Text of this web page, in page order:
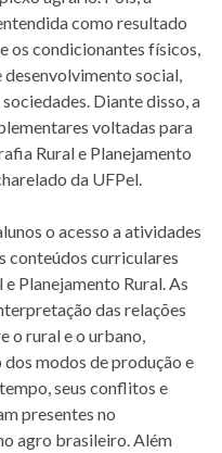
como resultado
os condicionantes físicos,
social,
Diante disso, a
voltadas para
Rural e Planejamento
da UFPel.
o acesso a atividades
conteúdos curriculares
Planejamento Rural. As
das relações
o rural e o urbano,
modos de produção e
seus conflitos e
presentes no
agro brasileiro. Além